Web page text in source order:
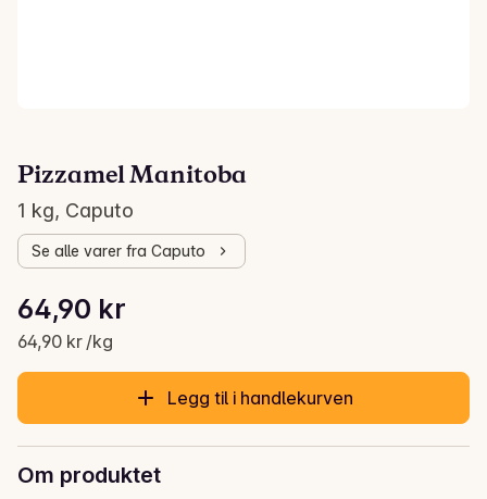
Pizzamel Manitoba
1 kg, Caputo
Se alle varer fra Caputo
Gjeldende pris er: 64,90 kr
64,90 kr
64,90 kr /kg
Stykkpris: 64,90 kr /kg
Legg til i handlekurven
Om produktet